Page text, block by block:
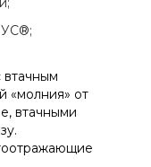
втачным
«молния» от
втачными